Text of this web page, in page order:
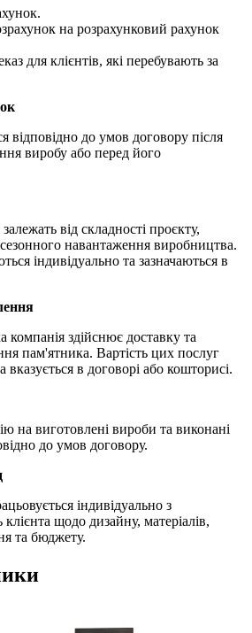
на розрахунковий рахунок
для клієнтів, які перебувають за
відповідно до умов договору після
виробу або перед його
від складності проєкту,
навантаження виробництва.
індивідуально та зазначаються в
здійснює доставку та
пам'ятника. Вартість цих послуг
вказується в договорі або кошторисі.
на виготовлені вироби та виконані
до умов договору.
індивідуально з
щодо дизайну, матеріалів,
та бюджету.